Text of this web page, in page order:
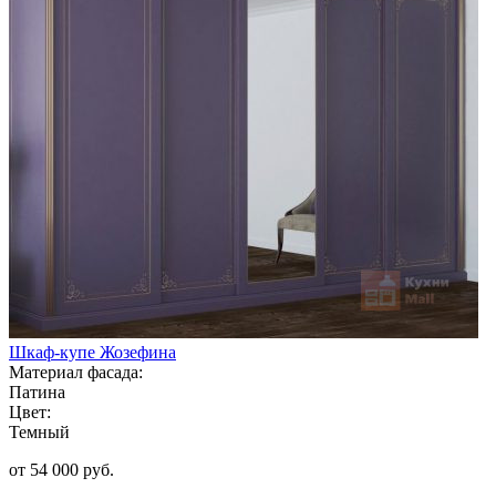
Шкаф-купе Жозефина
Материал фасада:
Патина
Цвет:
Темный
от 54 000 руб.